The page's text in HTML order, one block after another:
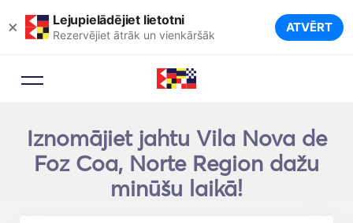
× Lejupielādējiet lietotni
Rezervējiet ātrāk un vienkāršāk ATVĒRT
Iznomājiet jahtu Vila Nova de
Foz Coa, Norte Region dažu
minūšu laikā!